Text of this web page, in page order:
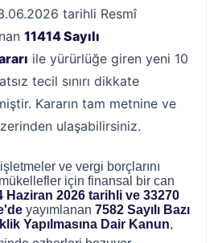
tarihli Resmî
11414 Sayılı
ile yürürlüğe giren yeni 10
tecil sınırı dikkate
Kararın tam metnine ve
ulaşabilirsiniz.
ve vergi borçlarını
için finansal bir can
Haziran 2026 tarihli ve 33270
yayımlanan 7582 Sayılı Bazı
Yapılmasına Dair Kanun,